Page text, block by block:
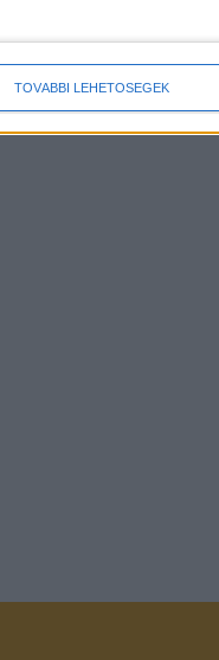
TOVÁBBI LEHETŐSÉGEK